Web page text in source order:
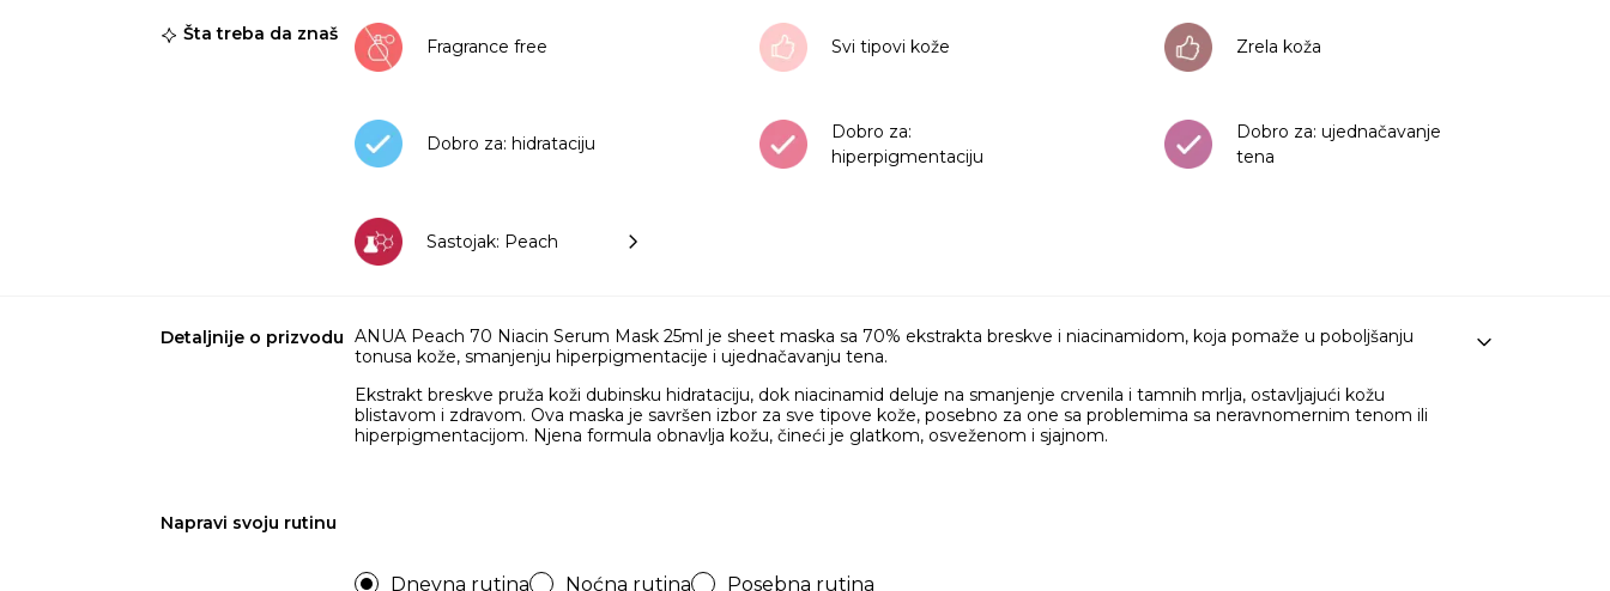
Šta treba da znaš
Fragrance free Svi tipovi kože Zrela koža
Dobro za: hidrataciju
Dobro za:
hiperpigmentaciju
Dobro za: ujednačavanje
tena
Sastojak: Peach
Detaljnije o prizvodu ANUA Peach 70 Niacin Serum Mask 25ml je sheet maska sa 70% ekstrakta breskve i niacinamidom, koja pomaže u poboljšanju
tonusa kože, smanjenju hiperpigmentacije i ujednačavanju tena.
Ekstrakt breskve pruža koži dubinsku hidrataciju, dok niacinamid deluje na smanjenje crvenila i tamnih mrlja, ostavljajući kožu
blistavom i zdravom. Ova maska je savršen izbor za sve tipove kože, posebno za one sa problemima sa neravnomernim tenom ili
hiperpigmentacijom. Njena formula obnavlja kožu, čineći je glatkom, osveženom i sjajnom.
Napravi svoju rutinu
Dnevna rutina Noćna rutina Posebna rutina